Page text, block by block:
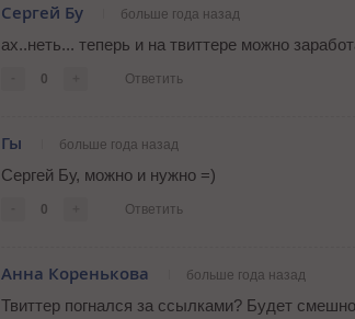
Сергей Бу больше года назад
ах..неть... теперь и на твиттере можно
0 Ответить
Гы больше года назад
Сергей Бу, можно и нужно =)
0 Ответить
Анна Коренькова больше года назад
Твиттер погнался за ссылками? Будет